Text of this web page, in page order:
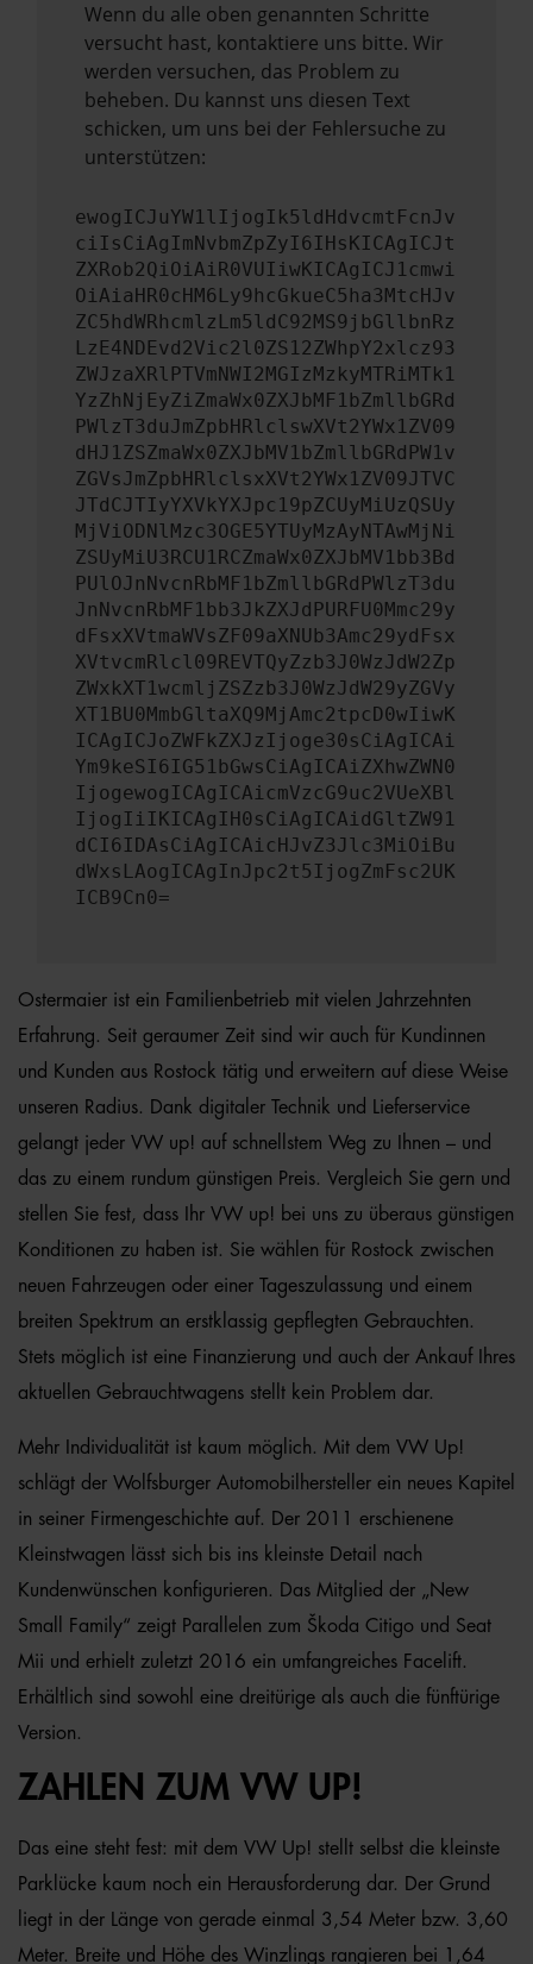
Wenn du alle oben genannten Schritte
versucht hast, kontaktiere uns bitte. Wir
werden versuchen, das Problem zu
beheben. Du kannst uns diesen Text
schicken, um uns bei der Fehlersuche zu
unterstützen:
ewogICJuYW1lIjogIk5ldHdvcmtFcnJv
ciIsCiAgImNvbmZpZyI6IHsKICAgICJt
ZXRob2QiOiAiR0VUIiwKICAgICJ1cmwi
OiAiaHR0cHM6Ly9hcGkueC5ha3MtcHJv
ZC5hdWRhcmlzLm5ldC92MS9jbGllbnRz
LzE4NDEvd2Vic2l0ZS12ZWhpY2xlcz93
ZWJzaXRlPTVmNWI2MGIzMzkyMTRiMTk1
YzZhNjEyZiZmaWx0ZXJbMF1bZmllbGRd
PWlzT3duJmZpbHRlclswXVt2YWx1ZV09
dHJ1ZSZmaWx0ZXJbMV1bZmllbGRdPW1v
ZGVsJmZpbHRlclsxXVt2YWx1ZV09JTVC
JTdCJTIyYXVkYXJpc19pZCUyMiUzQSUy
MjViODNlMzc3OGE5YTUyMzAyNTAwMjNi
ZSUyMiU3RCU1RCZmaWx0ZXJbMV1bb3Bd
PUlOJnNvcnRbMF1bZmllbGRdPWlzT3du
JnNvcnRbMF1bb3JkZXJdPURFU0Mmc29y
dFsxXVtmaWVsZF09aXNUb3Amc29ydFsx
XVtvcmRlcl09REVTQyZzb3J0WzJdW2Zp
ZWxkXT1wcmljZSZzb3J0WzJdW29yZGVy
XT1BU0MmbGltaXQ9MjAmc2tpcD0wIiwK
ICAgICJoZWFkZXJzIjoge30sCiAgICAi
Ym9keSI6IG51bGwsCiAgICAiZXhwZWN0
IjogewogICAgICAicmVzcG9uc2VUeXBl
IjogIiIKICAgIH0sCiAgICAidGltZW91
dCI6IDAsCiAgICAicHJvZ3Jlc3MiOiBu
dWxsLAogICAgInJpc2t5IjogZmFsc2UK
ICB9Cn0=
Ostermaier ist ein Familienbetrieb mit vielen Jahrzehnten
Erfahrung. Seit geraumer Zeit sind wir auch für Kundinnen
und Kunden aus Rostock tätig und erweitern auf diese Weise
unseren Radius. Dank digitaler Technik und Lieferservice
gelangt jeder VW up! auf schnellstem Weg zu Ihnen – und
das zu einem rundum günstigen Preis. Vergleich Sie gern und
stellen Sie fest, dass Ihr VW up! bei uns zu überaus günstigen
Konditionen zu haben ist. Sie wählen für Rostock zwischen
neuen Fahrzeugen oder einer Tageszulassung und einem
breiten Spektrum an erstklassig gepflegten Gebrauchten.
Stets möglich ist eine Finanzierung und auch der Ankauf Ihres
aktuellen Gebrauchtwagens stellt kein Problem dar.
Mehr Individualität ist kaum möglich. Mit dem VW Up!
schlägt der Wolfsburger Automobilhersteller ein neues Kapitel
in seiner Firmengeschichte auf. Der 2011 erschienene
Kleinstwagen lässt sich bis ins kleinste Detail nach
Kundenwünschen konfigurieren. Das Mitglied der „New
Small Family“ zeigt Parallelen zum Škoda Citigo und Seat
Mii und erhielt zuletzt 2016 ein umfangreiches Facelift.
Erhältlich sind sowohl eine dreitürige als auch die fünftürige
Version.
ZAHLEN ZUM VW UP!
Das eine steht fest: mit dem VW Up! stellt selbst die kleinste
Parklücke kaum noch ein Herausforderung dar. Der Grund
liegt in der Länge von gerade einmal 3,54 Meter bzw. 3,60
Meter. Breite und Höhe des Winzlings rangieren bei 1,64